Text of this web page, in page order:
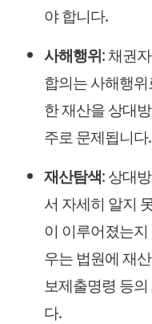
야 합니다.
사해행위: 채권
합의는 사해행
한 재산을 상대
주로 문제됩니다.
재산탐색: 상대
서 자세히 알지
이 이루어졌는
우는 법원에 재
보제출명령 등
다.